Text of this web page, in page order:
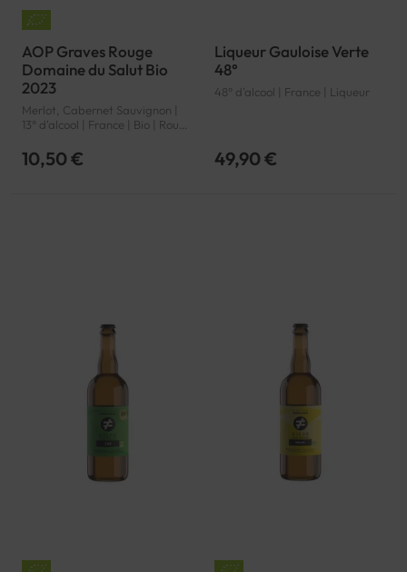
AOP Graves Rouge
Domaine du Salut Bio
2023
Merlot, Cabernet Sauvignon |
13° d'alcool | France | Bio | Rouge
10,50 €
Liqueur Gauloise Verte
48°
48° d'alcool | France | Liqueur
49,90 €